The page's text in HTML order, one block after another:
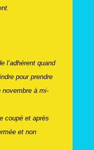
l’adhérent quand
pour prendre
novembre à mi-
coupé et après
et non